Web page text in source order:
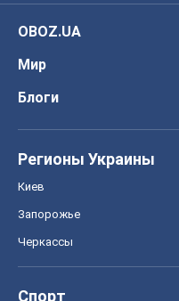
OBOZ.UA
Мир
Блоги
Регионы Украины
Киев
Запорожье
Черкассы
Спорт